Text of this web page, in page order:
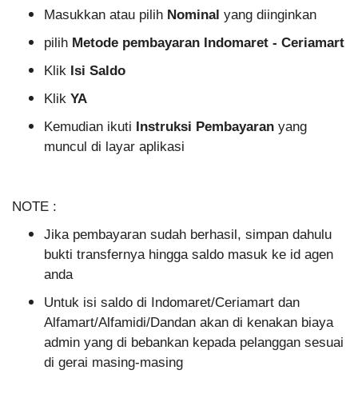
Masukkan atau pilih Nominal yang diinginkan
pilih Metode pembayaran Indomaret - Ceriamart
Klik Isi Saldo
Klik YA
Kemudian ikuti
Instruksi Pembayaran yang
muncul di layar aplikasi
NOTE :
Jika pembayaran sudah berhasil, simpan dahulu
bukti transfernya hingga saldo masuk ke id agen
anda
Untuk isi saldo di Indomaret/Ceriamart dan
Alfamart/Alfamidi/Dandan akan di kenakan biaya
admin yang di bebankan kepada pelanggan sesuai
di gerai masing-masing